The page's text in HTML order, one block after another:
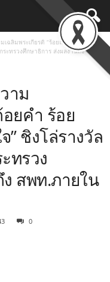
ฉลิมพระเกียรติ “ร้อยถ้อยคำ ร้อย
ะทรวงศึกษาธิการ ส่งผลงานถึง
าม
อยคำ ร้อย
” ชิงโล่รางวัล
ทรวง
สพท.ภายใน
0